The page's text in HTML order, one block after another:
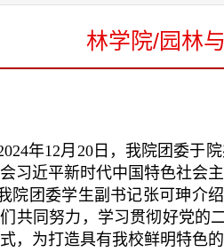
林学院/园林
年12月20日，我院团委于
习近平新时代中国特色社会
院团委学生副书记张可珅介
们共同努力，学习贯彻好党的
，为打造具有我校鲜明特色